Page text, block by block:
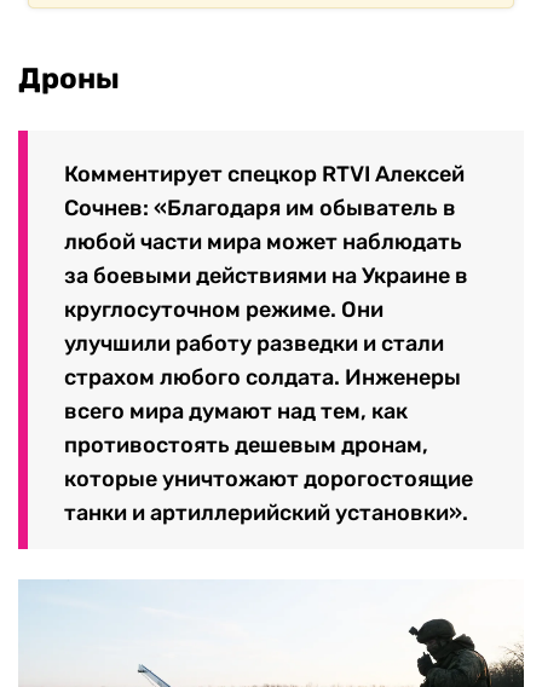
Дроны
Комментирует спецкор RTVI Алексей
Сочнев: «Благодаря им обыватель в
любой части мира может наблюдать
за боевыми действиями на Украине в
круглосуточном режиме. Они
улучшили работу разведки и стали
страхом любого солдата. Инженеры
всего мира думают над тем, как
противостоять дешевым дронам,
которые уничтожают дорогостоящие
танки и артиллерийский установки».